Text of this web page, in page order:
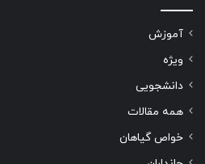
آموزش
ویژه
دانشجویی
همه مقالات
خواص گیاهان